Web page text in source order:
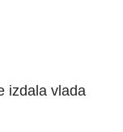
izdala vlada